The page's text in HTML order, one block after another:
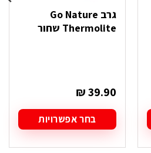
גרב Go Nature
Thermolite שחור
₪39.90
בחר אפשרויות
זה